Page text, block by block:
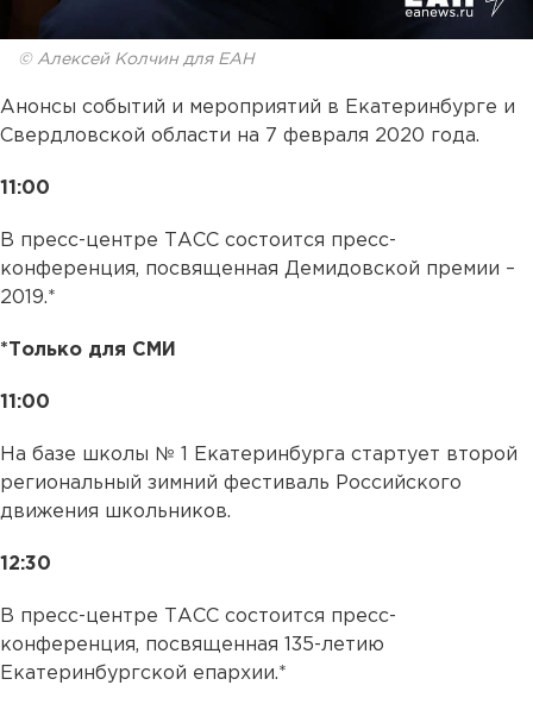
© Алексей Колчин для ЕАН
Анонсы событий и мероприятий в Екатеринбурге и
Свердловской области на 7 февраля 2020 года.
11:00
В пресс-центре ТАСС состоится пресс-
конференция, посвященная Демидовской премии –
2019.*
*Только для СМИ
11:00
На базе школы № 1 Екатеринбурга стартует второй
региональный зимний фестиваль Российского
движения школьников.
12:30
В пресс-центре ТАСС состоится пресс-
конференция, посвященная 135-летию
Екатеринбургской епархии.*